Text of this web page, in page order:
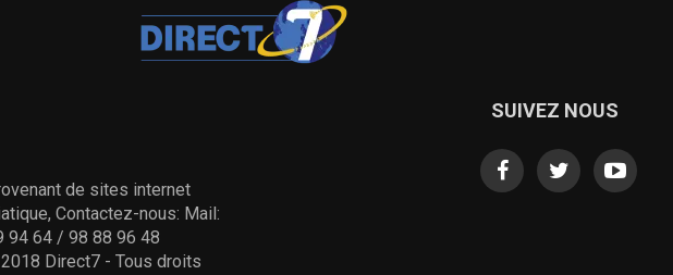
de sites internet
Contactez-nous: Mail:
94 64 / 98 88 96 48
Direct7 - Tous droits
SUIVEZ NOUS